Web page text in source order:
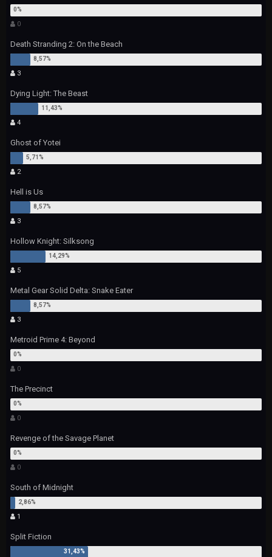
0
Death Stranding 2: On the Beach
3
Dying Light: The Beast
4
Ghost of Yotei
2
Hell is Us
3
Hollow Knight: Silksong
5
Metal Gear Solid Delta: Snake Eater
3
Metroid Prime 4: Beyond
0
The Precinct
0
Revenge of the Savage Planet
0
South of Midnight
1
Split Fiction